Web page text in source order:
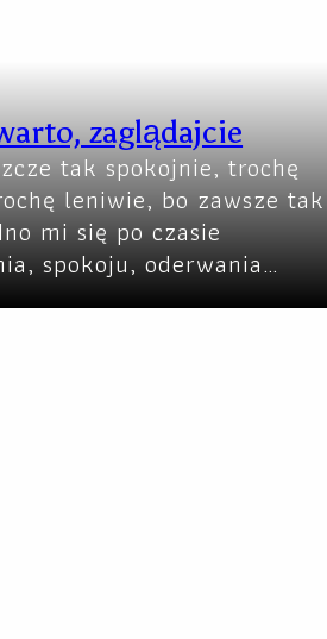
zaglądajcie
tak spokojnie, trochę
leniwie, bo zawsze tak
mi się po czasie
spokoju, oderwania…